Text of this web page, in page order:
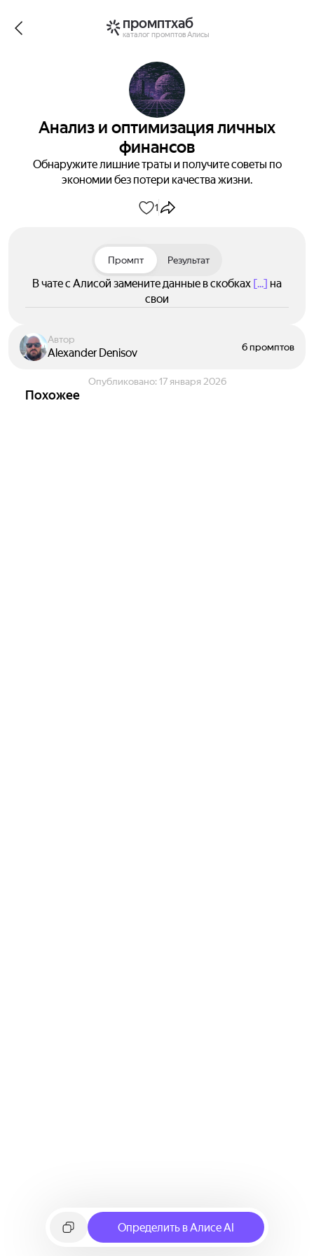
промптхаб
каталог промптов Алисы
Анализ и оптимизация личных
финансов
Обнаружите лишние траты и получите советы по
экономии без потери качества жизни.
1
Промпт Результат
В чате с Алисой замените данные в скобках [...] на
свои
Автор
Alexander Denisov 6 промптов
Опубликовано: 17 января 2026
Похожее
Определить в Алисе AI